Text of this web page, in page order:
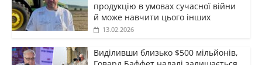
продукцію в умовах сучасної війни
й може навчити цього інших
13.02.2026
Виділивши близько $500 мільйонів,